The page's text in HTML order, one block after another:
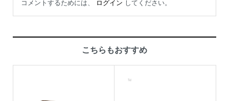
コメントするためには、 ログイン してください。
こちらもおすすめ